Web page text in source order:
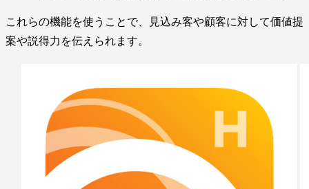
これらの機能を使うことで、見込み客や顧客に対して価値提
案や説得力を伝えられます。